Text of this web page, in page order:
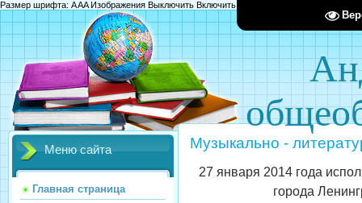
Размер шрифта: AAAИзображения Выключить Включить
Меню сайта
Главная страница
Музыкально -
27 января 2014 года
города